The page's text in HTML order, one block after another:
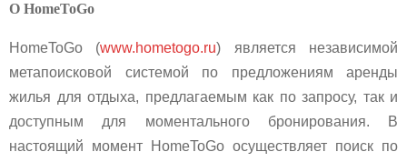
О HomeToGo
HomeToGo (www.hometogo.ru) является независимой
метапоисковой системой по предложениям аренды
жилья для отдыха, предлагаемым как по запросу, так и
доступным для моментального бронирования. В
настоящий момент HomeToGo осуществляет поиск по